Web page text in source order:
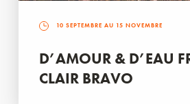
10 SEPTEMBRE AU 15 NOVEMBRE
D’AMOUR & D’EAU
CLAIR BRAVO